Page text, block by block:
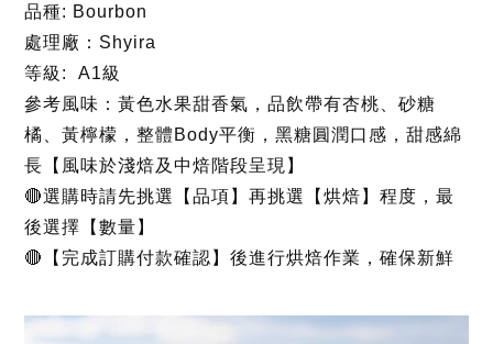
品種: Bourbon
處理廠：Shyira
等級: A1級
參考風味：黃色水果甜香氣，品飲帶有杏桃、砂糖
橘、黃檸檬，整體Body平衡，黑糖圓潤口感，甜感綿
長【風味於淺焙及中焙階段呈現】
🔴選購時請先挑選【品項】再挑選【烘焙】程度，最
後選擇【數量】
🔴【完成訂購付款確認】後進行烘焙作業，確保新鮮